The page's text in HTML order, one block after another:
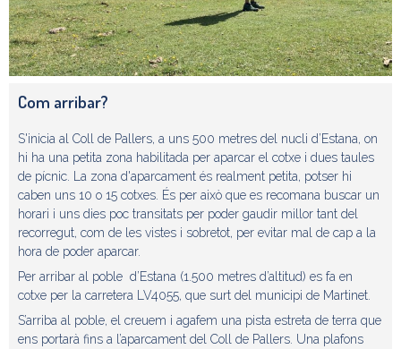
Com arribar?
S'inicia al Coll de Pallers, a uns 500 metres del nucli d’Estana, on
hi ha una petita zona habilitada per aparcar el cotxe i dues taules
de pícnic. La zona d'aparcament és realment petita, potser hi
caben uns 10 o 15 cotxes. És per això que es recomana buscar un
horari i uns dies poc transitats per poder gaudir millor tant del
recorregut, com de les vistes i sobretot, per evitar mal de cap a la
hora de poder aparcar.
Per arribar al poble d’Estana (1.500 metres d’altitud) es fa en
cotxe per la carretera LV4055, que surt del municipi de Martinet.
S’arriba al poble, el creuem i agafem una pista estreta de terra que
ens portarà fins a l’aparcament del Coll de Pallers. Una plafons